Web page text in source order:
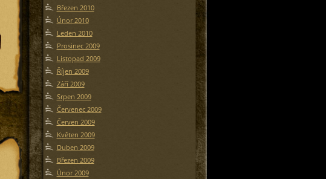
Březen 2010
Únor 2010
Leden 2010
Prosinec 2009
Listopad 2009
Říjen 2009
Září 2009
Srpen 2009
Červenec 2009
Červen 2009
Květen 2009
Duben 2009
Březen 2009
Únor 2009